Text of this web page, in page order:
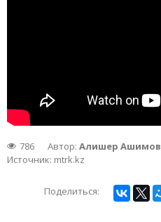
786 Автор: Алишер Ашимов
Источник: mtrk.kz
Поделиться: